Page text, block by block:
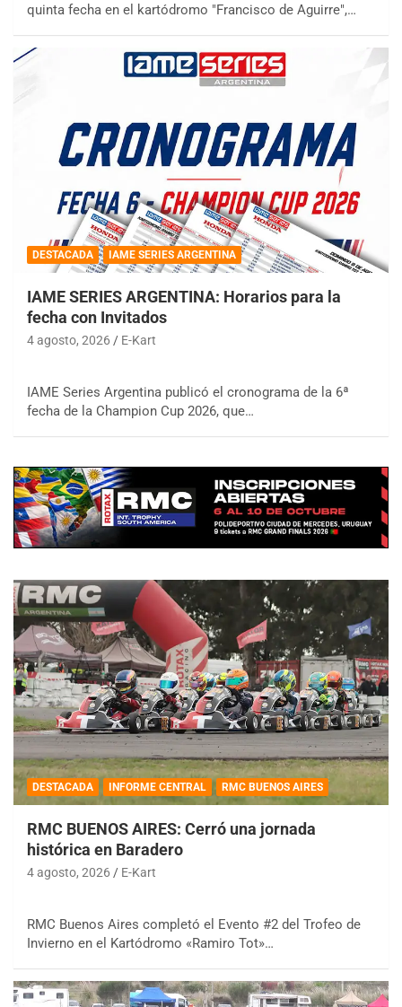
quinta fecha en el kartódromo "Francisco de Aguirre",…
DESTACADA IAME SERIES ARGENTINA
IAME SERIES ARGENTINA: Horarios para la
fecha con Invitados
4 agosto, 2026 E-Kart
IAME Series Argentina publicó el cronograma de la 6ª
fecha de la Champion Cup 2026, que…
DESTACADA INFORME CENTRAL RMC BUENOS AIRES
RMC BUENOS AIRES: Cerró una jornada
histórica en Baradero
4 agosto, 2026 E-Kart
RMC Buenos Aires completó el Evento #2 del Trofeo de
Invierno en el Kartódromo «Ramiro Tot»…